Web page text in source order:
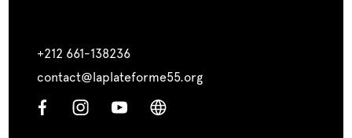
+212 661-138236
contact@laplateforme55.org